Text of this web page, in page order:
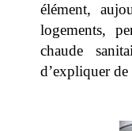
élément,
logements,
chaude
d’expliquer